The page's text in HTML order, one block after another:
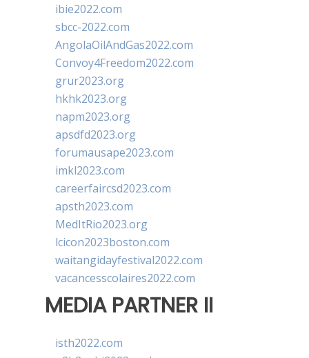
ibie2022.com
sbcc-2022.com
AngolaOilAndGas2022.com
Convoy4Freedom2022.com
grur2023.org
hkhk2023.org
napm2023.org
apsdfd2023.org
forumausape2023.com
imkl2023.com
careerfaircsd2023.com
apsth2023.com
MedItRio2023.org
lcicon2023boston.com
waitangidayfestival2022.com
vacancesscolaires2022.com
MEDIA PARTNER II
isth2022.com